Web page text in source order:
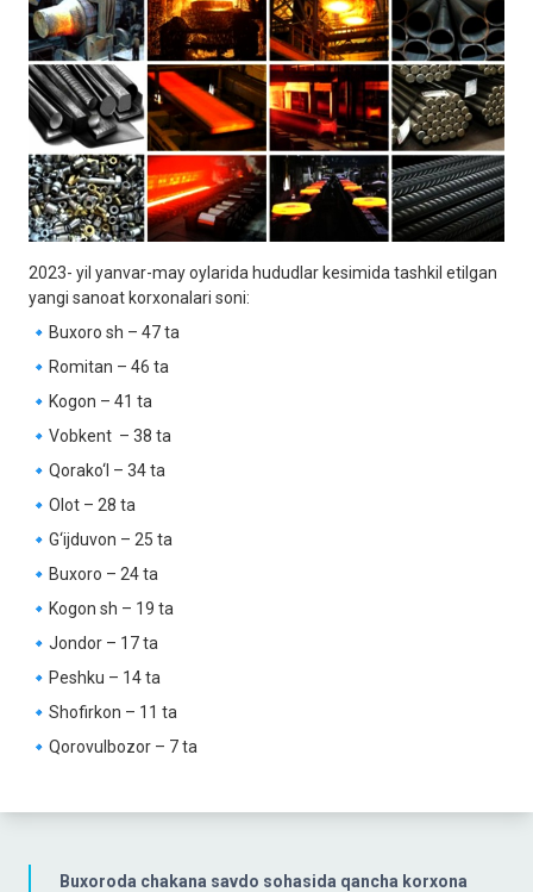
Buxoroda chakana savdo sohasida qancha korxona
2023- yil yanvar-may oylarida hududlar kesimida tashkil etilgan
yangi sanoat korxonalari soni:
🔹Buxoro sh – 47 ta
🔹Romitan – 46 ta
🔹Kogon – 41 ta
🔹Vobkent – 38 ta
🔹Qorako‘l – 34 ta
🔹Olot – 28 ta
🔹G‘ijduvon – 25 ta
🔹Buxoro – 24 ta
🔹Kogon sh – 19 ta
🔹Jondor – 17 ta
🔹Peshku – 14 ta
🔹Shofirkon – 11 ta
🔹Qorovulbozor – 7 ta